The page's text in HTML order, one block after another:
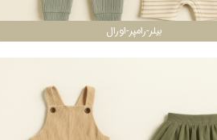
بیلر-رامپر-اورال